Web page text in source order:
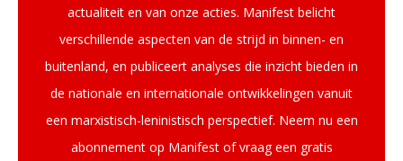
actualiteit en van onze acties. Manifest belicht
verschillende aspecten van de strijd in binnen- en
buitenland, en publiceert analyses die inzicht bieden in
de nationale en internationale ontwikkelingen vanuit
een marxistisch-leninistisch perspectief. Neem nu een
abonnement op Manifest of vraag een gratis